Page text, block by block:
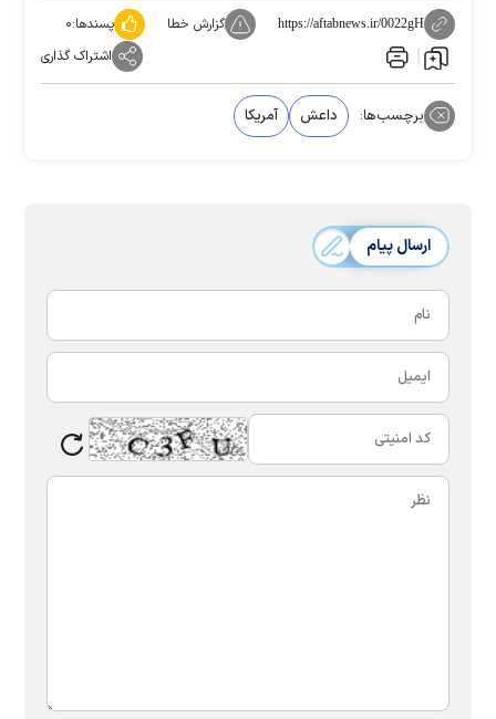
https://aftabnews.ir/0022gH گزارش خطا پسندها:۰
اشتراک گذاری
برچسب‌ها: داعش آمریکا
ارسال پیام